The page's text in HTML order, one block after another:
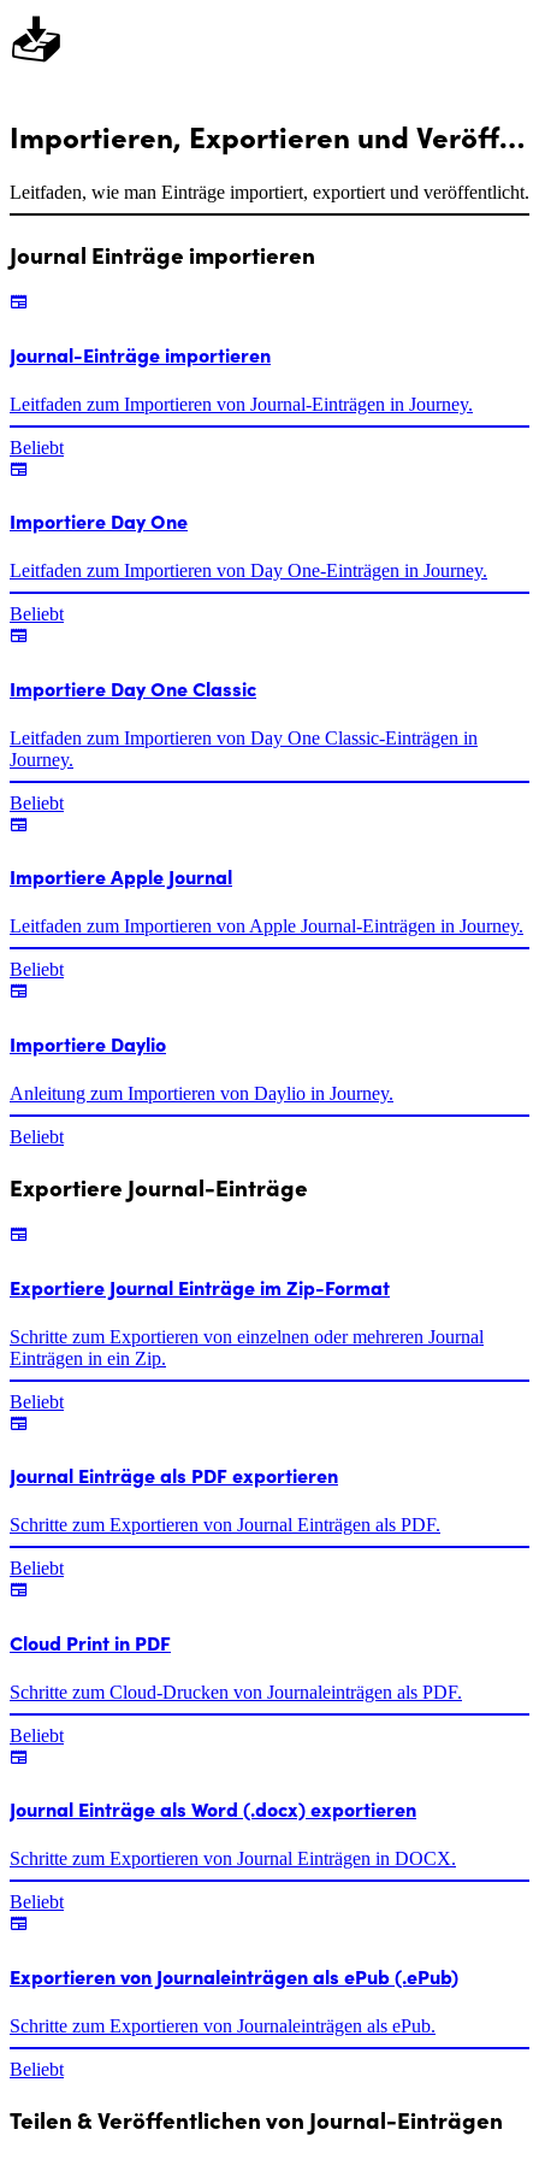
📥
Importieren, Exportieren und Veröffentlichen
Leitfaden, wie man Einträge importiert, exportiert und veröffentlicht.
Journal Einträge importieren
Journal-Einträge importieren
Leitfaden zum Importieren von Journal-Einträgen in Journey.
Beliebt
Importiere Day One
Leitfaden zum Importieren von Day One-Einträgen in Journey.
Beliebt
Importiere Day One Classic
Leitfaden zum Importieren von Day One Classic-Einträgen in
Journey.
Beliebt
Importiere Apple Journal
Leitfaden zum Importieren von Apple Journal-Einträgen in Journey.
Beliebt
Importiere Daylio
Anleitung zum Importieren von Daylio in Journey.
Beliebt
Exportiere Journal-Einträge
Exportiere Journal Einträge im Zip-Format
Schritte zum Exportieren von einzelnen oder mehreren Journal
Einträgen in ein Zip.
Beliebt
Journal Einträge als PDF exportieren
Schritte zum Exportieren von Journal Einträgen als PDF.
Beliebt
Cloud Print in PDF
Schritte zum Cloud-Drucken von Journaleinträgen als PDF.
Beliebt
Journal Einträge als Word (.docx) exportieren
Schritte zum Exportieren von Journal Einträgen in DOCX.
Beliebt
Exportieren von Journaleinträgen als ePub (.ePub)
Schritte zum Exportieren von Journaleinträgen als ePub.
Beliebt
Teilen & Veröffentlichen von Journal-Einträgen